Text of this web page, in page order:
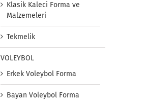
Klasik Kaleci Forma ve
Malzemeleri
Tekmelik
VOLEYBOL
Erkek Voleybol Forma
Bayan Voleybol Forma